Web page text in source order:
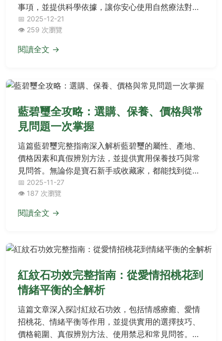
事項，並提供科學依據，讓你安心使用自然療法對抗
咳嗽。
📅 2025-12-21
👁️ 259 次瀏覽
閱讀全文 →
藍碧璽全攻略：選購、保養、價格與常
見問題一次掌握
這篇藍碧璽完整指南深入解析藍碧璽的屬性、產地、
價格因素和真假辨別方法，並提供實用保養技巧與常
見問答。無論你是寶石新手或收藏家，都能找到從基
礎到進階的實用資訊，幫助你做出明智選擇。
📅 2025-11-27
👁️ 187 次瀏覽
閱讀全文 →
紅紋石功效完整指南：從愛情招桃花到
情緒平衡的全解析
這篇文章深入探討紅紋石功效，包括情感療癒、愛情
招桃花、情緒平衡等作用，並提供實用的選擇技巧、
價格範圍、真假辨別方法、使用禁忌和常見問答。無